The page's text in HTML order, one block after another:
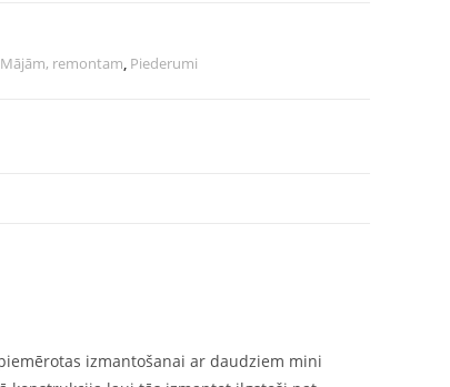
Mājām, remontam, Piederumi
izmantošanai ar daudziem mini